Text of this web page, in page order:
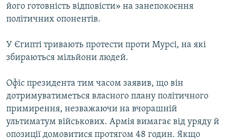
його готовність відповісти» на занепокоєння
політичних опонентів.
У Єгипті тривають протести проти Мурсі, на які
збираються мільйони людей.
Офіс президента тим часом заявив, що він
дотримуватиметься власного плану політичного
примирення, незважаючи на вчорашній
ультиматум військових. Армія вимагає від уряду й
опозиції домовитися протягом 48 годин. Якщо